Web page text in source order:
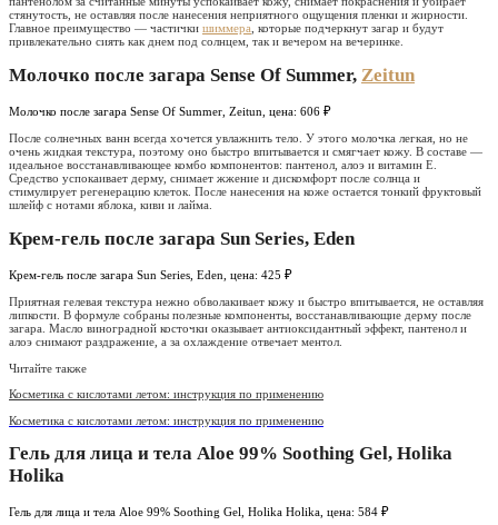
стянутость, не оставляя после нанесения неприятного ощущения пленки и жирности.
Главное преимущество — частички шиммера , которые подчеркнут загар и будут
привлекательно сиять как днем под солнцем, так и вечером на вечеринке.
Молочко после загара Sense Of Summer, Zeitun
Молочко после загара Sense Of Summer, Zeitun, цена: 606 ₽
После солнечных ванн всегда хочется увлажнить тело. У этого молочка легкая, но не
очень жидкая текстура, поэтому оно быстро впитывается и смягчает кожу. В составе —
идеальное восстанавливающее комбо компонентов: пантенол, алоэ и витамин Е.
Средство успокаивает дерму, снимает жжение и дискомфорт после солнца и
стимулирует регенерацию клеток. После нанесения на коже остается тонкий фруктовый
шлейф с нотами яблока, киви и лайма.
Крем-гель после загара Sun Series, Eden
Крем-гель после загара Sun Series, Eden, цена: 425 ₽
Приятная гелевая текстура нежно обволакивает кожу и быстро впитывается, не оставляя
липкости. В формуле собраны полезные компоненты, восстанавливающие дерму после
загара. Масло виноградной косточки оказывает антиоксидантный эффект, пантенол и
алоэ снимают раздражение, а за охлаждение отвечает ментол.
Читайте также
Косметика с кислотами летом: инструкция по применению
Косметика с кислотами летом: инструкция по применению
Гель для лица и тела Aloe 99% Soothing Gel, Holika
Holika
Гель для лица и тела Aloe 99% Soothing Gel, Holika Holika, цена: 584 ₽